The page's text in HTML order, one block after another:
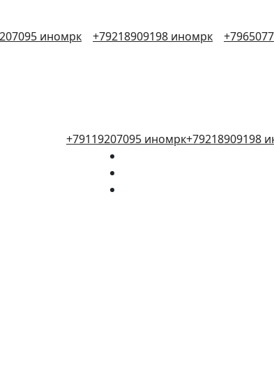
иномрк +79218909198 иномрк
+79119207095 иномрк+79218909198